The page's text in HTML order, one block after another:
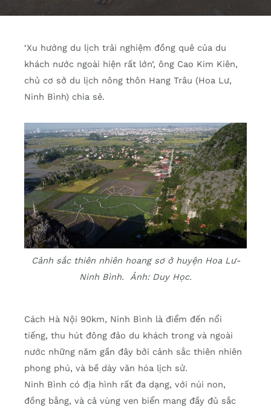
‘Xu hướng du lịch trải nghiệm đồng quê của du
khách nước ngoài hiện rất lớn’, ông Cao Kim Kiên,
chủ cơ sở du lịch nông thôn Hang Trâu (Hoa Lư,
Ninh Bình) chia sẻ.
Cảnh sắc thiên nhiên hoang sơ ở huyện Hoa Lư-
Ninh Bình. Ảnh: Duy Học.
Cách Hà Nội 90km, Ninh Bình là điểm đến nổi
tiếng, thu hút đông đảo du khách trong và ngoài
nước những năm gần đây bởi cảnh sắc thiên nhiên
phong phú, và bề dày văn hóa lịch sử.
Ninh Bình có địa hình rất đa dạng, với núi non,
đồng bằng, và cả vùng ven biển mang đầy đủ sắc